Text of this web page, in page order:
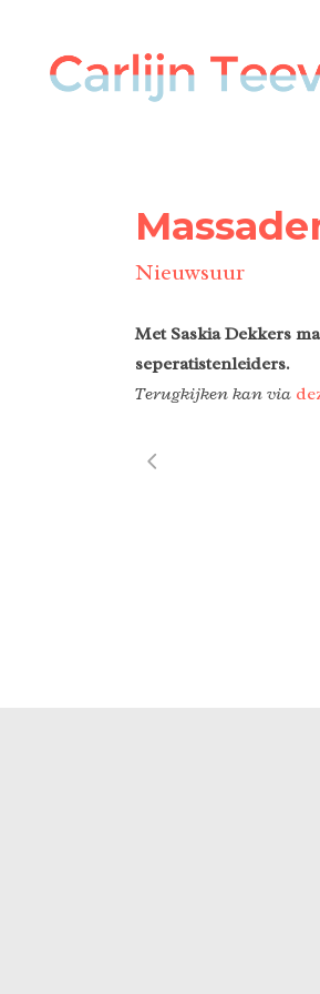
Nieuwsuur
Met Saskia Dekkers
seperatistenleiders.
Terugkijken kan via